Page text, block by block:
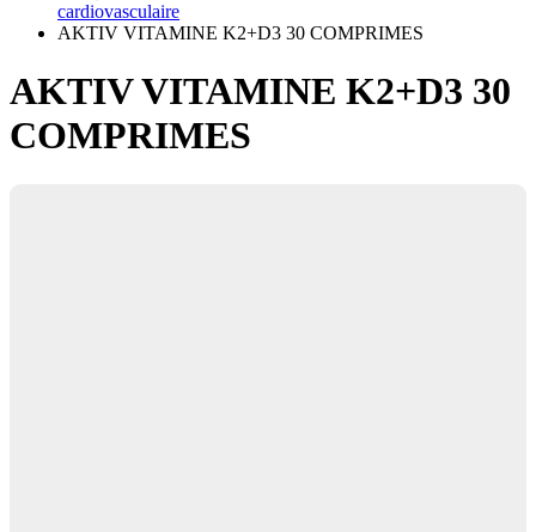
cardiovasculaire
AKTIV VITAMINE K2+D3 30 COMPRIMES
AKTIV VITAMINE K2+D3 30
COMPRIMES